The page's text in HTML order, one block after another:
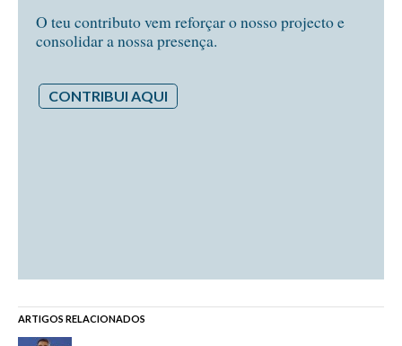
O teu contributo vem reforçar o nosso projecto e
consolidar a nossa presença.
CONTRIBUI AQUI
ARTIGOS RELACIONADOS